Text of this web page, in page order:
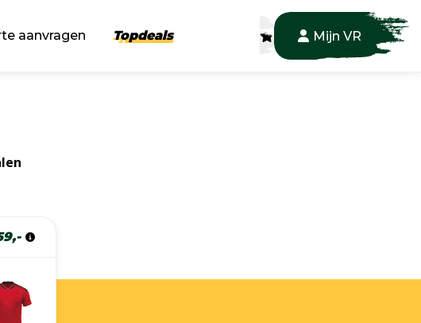
aanvragen Topdeals Mijn VR